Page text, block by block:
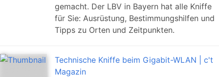
gemacht. Der LBV in Bayern hat alle Kniffe
für Sie: Ausrüstung, Bestimmungshilfen und
Tipps zu Orten und Zeitpunkten.
Technische Kniffe beim Gigabit-WLAN | c't
Magazin